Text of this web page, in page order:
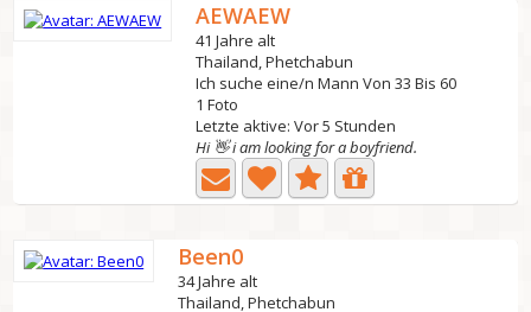
AEWAEW
41 Jahre alt
Thailand, Phetchabun
Ich suche eine/n Mann Von 33 Bis 60
1 Foto
Letzte aktive: Vor 5 Stunden
Hi 👋 i am looking for a boyfriend.
Been0
34 Jahre alt
Thailand, Phetchabun